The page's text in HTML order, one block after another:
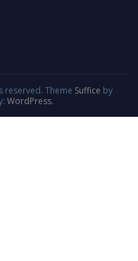
reserved. Theme Suffice by
WordPress.